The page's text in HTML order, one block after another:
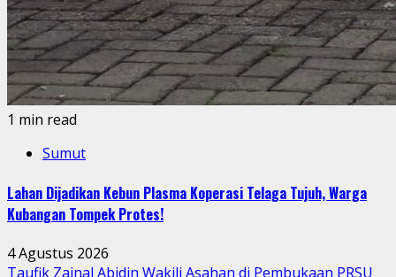
1 min read
Sumut
Lahan Dijadikan Kebun Plasma Koperasi Telaga Tujuh, Warga
Kubangan Tompek Protes!
4 Agustus 2026
Taufik Zainal Abidin Wakili Asahan di Pembukaan PRSU